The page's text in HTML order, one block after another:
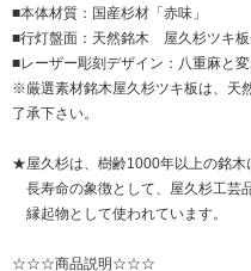
■本体材質：国産杉材「赤味」
■行灯盤面：天然銘木 屋久杉ツキ
■レーザー彫刻デザイン：八重麻と
※厳選素材銘木屋久杉ツキ板は、天
了承下さい。
★屋久杉は、樹齢1000年以上の銘木
長寿命の象徴として、屋久杉工芸
縁起物として使われています。
☆☆☆商品説明☆☆☆